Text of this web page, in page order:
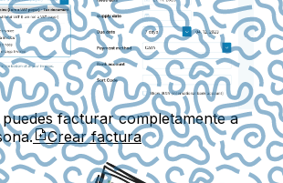
facturar completamente a
Crear factura